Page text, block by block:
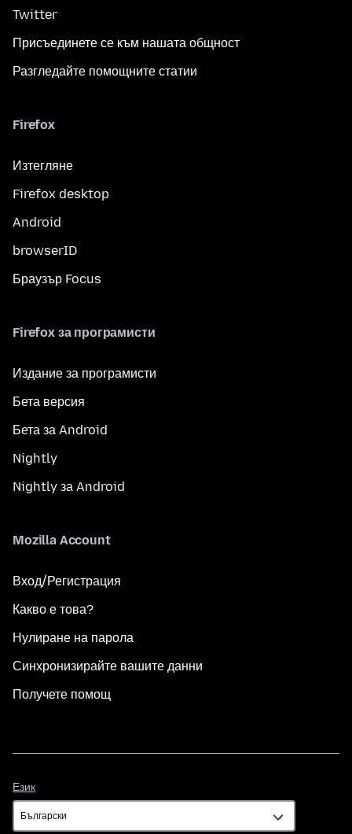
Twitter
Присъединете се към нашата общност
Разгледайте помощните статии
Firefox
Изтегляне
Firefox desktop
Android
browserID
Браузър Focus
Firefox за програмисти
Издание за програмисти
Бета версия
Бета за Android
Nightly
Nightly за Android
Mozilla Account
Вход/Регистрация
Какво е това?
Нулиране на парола
Синхронизирайте вашите данни
Получете помощ
Език